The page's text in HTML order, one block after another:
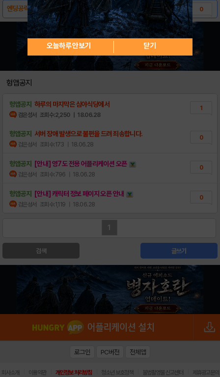
엔딩공략 몰아보기 0
[팁] CG 획득법 공략
[팁] 무료캐릭터 얻는 법 - 콜라보, 확인불..
[안내] 계정 거래글 관련 안내
[공략] 안 루트 공략 - 1, 2일차 12
[공략] 앙투아네트 루트 공략 [수정] (18..
히로 루트 공략
헝앱공지
헝앱공지 하루의 마지막은 심야식당에서
검은성서 조회수:2,250 | 18.06.28
1
헝앱공지 서버 장애 발생으로 불편을 드려 죄송합니다.
검은성서 조회수:173 | 18.06.28
0
헝앱공지 [안내] 영7도 전용 어플리케이션 오픈
검은성서 조회수:796 | 18.06.28
0
헝앱공지 [안내] 캐릭터 정보 페이지 오픈 안내
검은성서 조회수:1,119 | 18.06.28
0
1
검색 글쓰기
오늘하루 안보기 닫기
로그인 PC버전 전체앱
회사소개 이용약관 개인정보 처리방침 청소년 보호정책 불법촬영물 신고센터 제휴광고문의